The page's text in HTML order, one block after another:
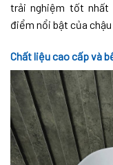
trải nghiệm tốt nhất
điểm nổi bật của chậu
Chất liệu cao cấp và